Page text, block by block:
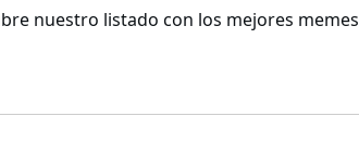
nuestro listado con los mejores